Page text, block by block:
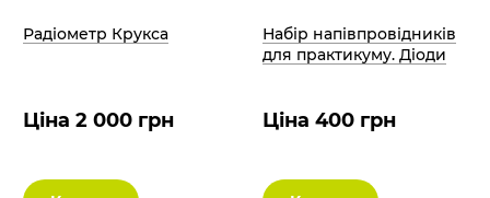
Радіометр Крукса
Ціна 2 000 грн
Набір напівпровідників
для практикуму. Діоди
Ціна 400 грн